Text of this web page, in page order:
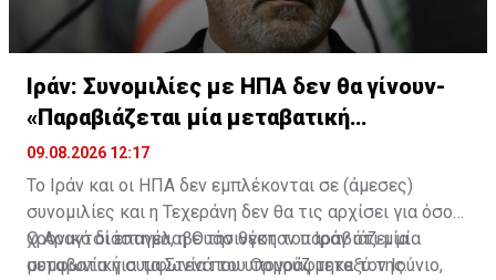
Ιράν: Συνομιλίες με ΗΠΑ δεν θα γίνουν-
«Παραβιάζεται μία μεταβατική
συμφωνία»
09.08.2026 12:17
Το Ιράν και οι ΗΠΑ δεν εμπλέκονται σε (άμεσες)
συνομιλίες και η Τεχεράνη δεν θα τις αρχίσει για όσο
χρονικό διάστημα, η Ουάσινγκτον παραβιάζει μία
μεταβατική συμφωνία που υπογράφτηκε τον Ιούνιο,
Ο Αραγτσί επανέλαβε την θέση του Ιράν ότι μία
συμφωνία για τα Στενά του Ορμούζ μεταξύ της